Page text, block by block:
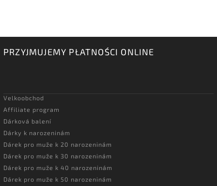
PRZYJMUJEMY PŁATNOŚCI ONLINE
Velkoobchod
Affiliate program
Dárková balení
Dárky k narozeninám
Dárek pro muže k 20 narozeninám
Dárek pro muže k 30 narozeninám
Dárek pro muže k 40 narozeninám
Dárek pro muže k 50 narozeninám